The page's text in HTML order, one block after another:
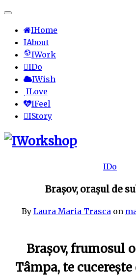
IHome
IAbout
IWork
IDo
IWish
ILove
IFeel
IStory
IDo
Brașov, orașul de
By Laura Maria Trasca on
Brașov, frumosul
Tâmpa, te